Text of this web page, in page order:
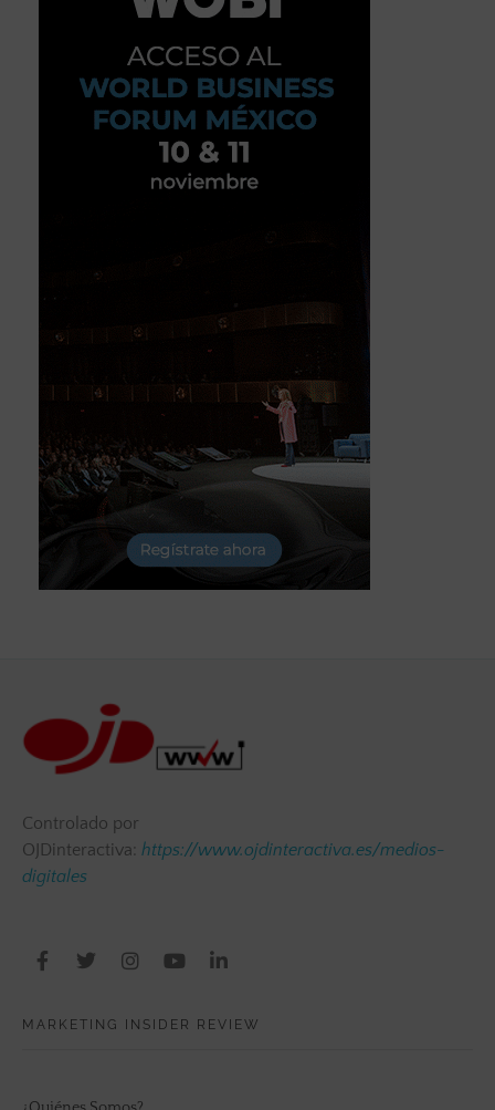
Controlado por
OJDinteractiva: https://www.ojdinteractiva.es/medios-
digitales
MARKETING INSIDER REVIEW